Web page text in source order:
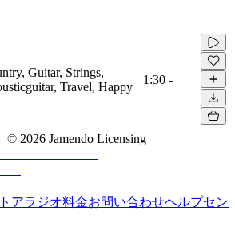
Guitar, Strings,
Travel, Happy
1:30 -
© 2026 Jamendo Licensing
アラジオ料金お問い合わせヘルプセン